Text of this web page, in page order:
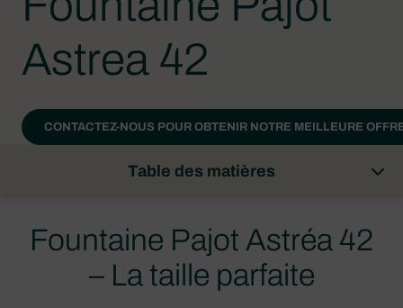
Astrea 42
CONTACTEZ-NOUS POUR OBTENIR NOTRE MEILLEURE
Table des matières
Fountaine Pajot Astréa 42
– La taille parfaite